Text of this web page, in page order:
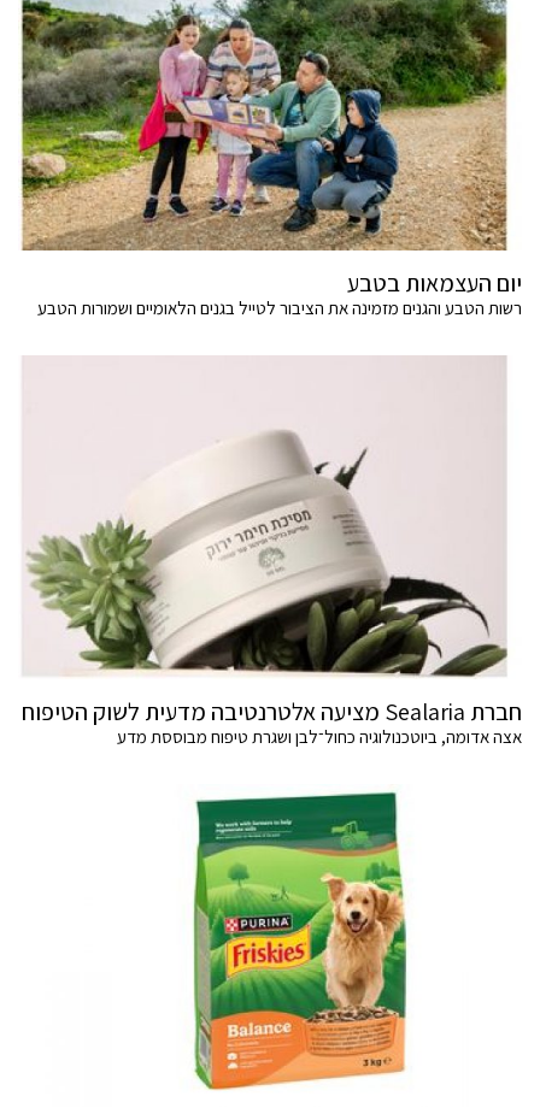
יום העצמאות בטבע
רשות הטבע והגנים מזמינה את הציבור לטייל בגנים הלאומיים ושמורות הטבע
חברת Sealaria מציעה אלטרנטיבה מדעית לשוק הטיפוח
אצה אדומה, ביוטכנולוגיה כחול־לבן ושגרת טיפוח מבוססת מדע